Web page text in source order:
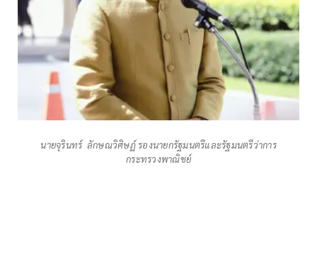
นายจุรินทร์ ลักษณวิศิษฏ์ รองนายกรัฐมนตรีและรัฐมนตรีว่าการ
กระทรวงพาณิชย์